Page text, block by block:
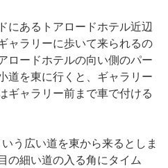
にあるトアロードホテル近辺
ャラリーに歩いて来られるの
ロードホテルの向い側のパー
道を東に行くと、ギャラリー
ギャラリー前まで車で付ける
う広い道を東から来るとしま
の細い道の入る角にタイム